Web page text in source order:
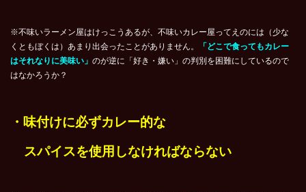
※不味いラーメン屋はけっこうあるが、不味いカレー屋ってえのには（少な
くともぼくは）あまり出会ったことがありません。
「どこで食ってもカレー
はそれなりに美味い」 のが逆に「好き・嫌い」の判別を困難にしているので
はなかろうか？
・味付けに必ずカレー的な
スパイスを使用しなければならない